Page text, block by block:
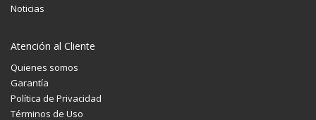
Noticias
Atención al Cliente
Quienes somos
Garantía
Política de Privacidad
Términos de Uso